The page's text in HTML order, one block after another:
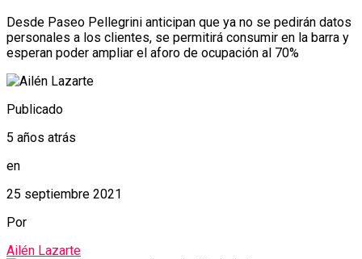
Desde Paseo Pellegrini anticipan que ya no se pedirán datos
personales a los clientes, se permitirá consumir en la barra y
esperan poder ampliar el aforo de ocupación al 70%
Publicado
5 años atrás
en
25 septiembre 2021
Por
Ailén Lazarte